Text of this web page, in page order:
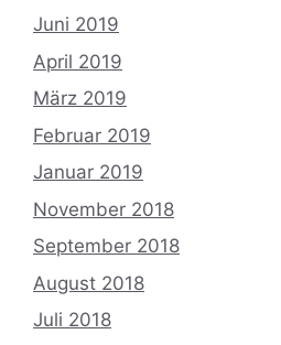
Juni 2019
April 2019
März 2019
Februar 2019
Januar 2019
November 2018
September 2018
August 2018
Juli 2018